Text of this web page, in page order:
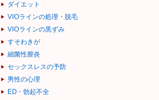
ダイエット
VIOラインの処理・脱毛
VIOラインの黒ずみ
すそわきが
細菌性膣炎
セックスレスの予防
男性の心理
ED・勃起不全